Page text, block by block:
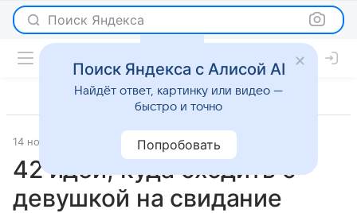
Поиск Яндекса
14 ноября 2023 О важном
42 идеи, куда сходить с
девушкой на свидание
Поиск Яндекса с Алисой AI
Найдёт ответ, картинку или видео —
быстро и точно
Попробовать